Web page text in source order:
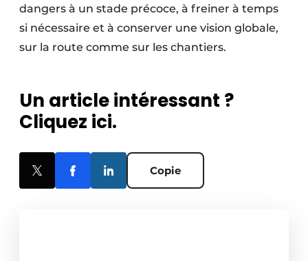
dangers à un stade précoce, à freiner à temps
si nécessaire et à conserver une vision globale,
sur la route comme sur les chantiers.
Un article intéressant ?
Cliquez ici.
Copie